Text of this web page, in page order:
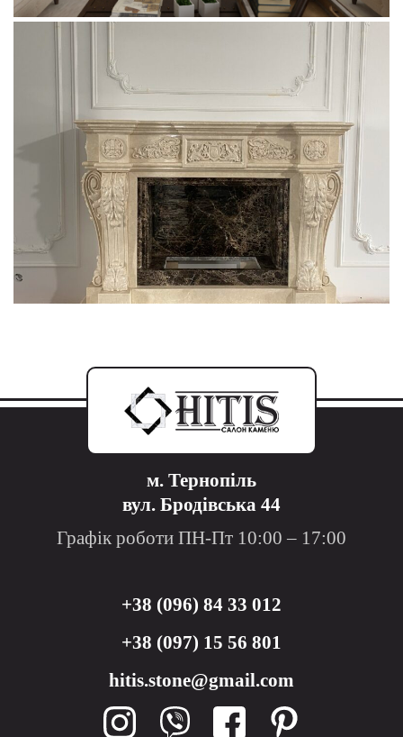
м. Тернопіль
вул. Бродівська 44
Графік роботи ПН-Пт 10:00 – 17:00
+38 (096) 84 33 012
+38 (097) 15 56 801
hitis.stone@gmail.com